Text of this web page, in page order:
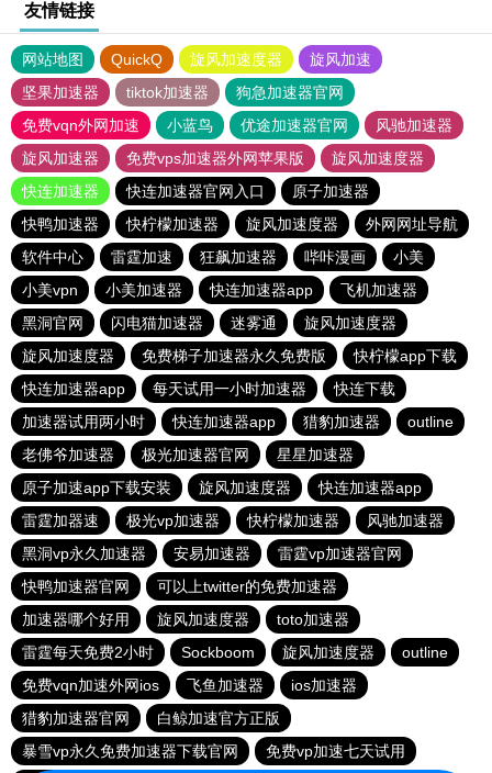
友情链接
网站地图 QuickQ 旋风加速度器
旋风加速
坚果加速器
tiktok加速器
狗急加速器官网
免费vqn外网加速
小蓝鸟 优途加速器官网
风驰加速器
旋风加速器
免费vps加速器外网苹果版
旋风加速度器
快连加速器
快连加速器官网入口
原子加速器
快鸭加速器
快柠檬加速器 旋风加速度器
外网网址导航
软件中心
雷霆加速 狂飙加速器 哔咔漫画
小美
小美vpn
小美加速器 快连加速器app
飞机加速器
黑洞官网
闪电猫加速器 迷雾通
旋风加速度器
旋风加速度器
免费梯子加速器永久免费版
快柠檬app下载
快连加速器app
每天试用一小时加速器
快连下载
加速器试用两小时
快连加速器app 猎豹加速器
outline
老佛爷加速器
极光加速器官网
星星加速器
原子加速app下载安装
旋风加速度器
快连加速器app
雷霆加器速
极光vp加速器 快柠檬加速器
风驰加速器
黑洞vp永久加速器
安易加速器
雷霆vp加速器官网
快鸭加速器官网
可以上twitter的免费加速器
加速器哪个好用
旋风加速度器
toto加速器
雷霆每天免费2小时
Sockboom 旋风加速度器
outline
免费vqn加速外网ios
飞鱼加速器
ios加速器
猎豹加速器官网
白鲸加速官方正版
暴雪vp永久免费加速器下载官网
免费vp加速七天试用